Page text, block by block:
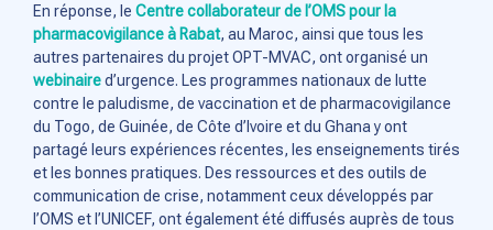
En réponse, le Centre collaborateur de l’OMS pour la
pharmacovigilance à Rabat, au Maroc, ainsi que tous les
autres partenaires du projet OPT-MVAC, ont organisé un
webinaired’urgence. Les programmes nationaux de lutte
contre le paludisme, de vaccination et de pharmacovigilance
du Togo, de Guinée, de Côte d’Ivoire et du Ghana y ont
partagé leurs expériences récentes, les enseignements tirés
et les bonnes pratiques. Des ressources et des outils de
communication de crise, notamment ceux développés par
l’OMS et l’UNICEF, ont également été diffusés auprès de tous